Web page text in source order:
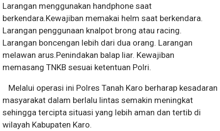
Larangan menggunakan handphone saat
berkendara.Kewajiban memakai helm saat berkendara.
Larangan penggunaan knalpot brong atau racing.
Larangan boncengan lebih dari dua orang. Larangan
melawan arus.Penindakan balap liar. Kewajiban
memasang TNKB sesuai ketentuan Polri.
Melalui operasi ini Polres Tanah Karo berharap kesadaran
masyarakat dalam berlalu lintas semakin meningkat
sehingga tercipta situasi yang lebih aman dan tertib di
wilayah Kabupaten Karo.